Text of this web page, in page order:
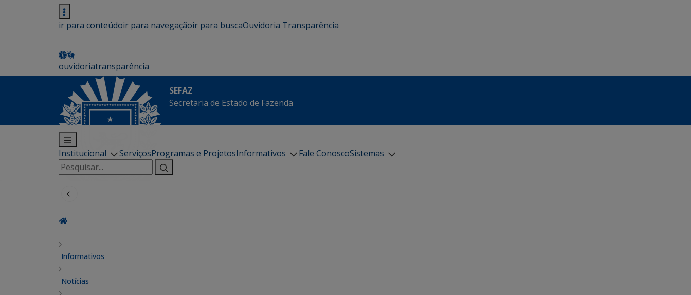
ir para conteúdoir para navegaçãoir para buscaOuvidoria Transparência
ouvidoriatransparência
SEFAZ
Secretaria de Estado de Fazenda
Institucional ServiçosProgramas e ProjetosInformativos Fale ConoscoSistemas
Pesquisar
por:
Informativos
Notícias